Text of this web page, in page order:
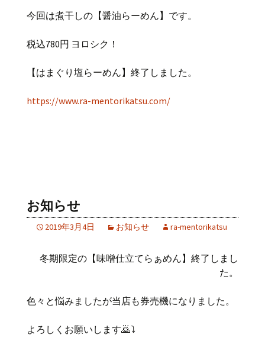
今回は煮干しの【醤油らーめん】です。
税込780円 ヨロシク！
【はまぐり塩らーめん】終了しました。
https://www.ra-mentorikatsu.com/
お知らせ
2019年3月4日 お知らせ ra-mentorikatsu
冬期限定の【味噌仕立てらぁめん】終了しまし
た。
色々と悩みましたが当店も券売機になりました。
よろしくお願いします🙇⤵️